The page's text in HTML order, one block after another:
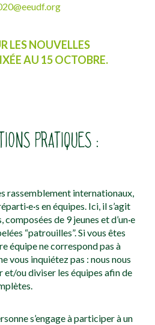
LES NOUVELLES
AU 15 OCTOBRE.
PRATIQUES :
rassemblement internationaux,
en équipes. Ici, il s’agit
composées de 9 jeunes et d’un·e
“patrouilles”. Si vous êtes
équipe ne correspond pas à
vous inquiétez pas : nous nous
et/ou diviser les équipes afin de
s’engage à participer à un